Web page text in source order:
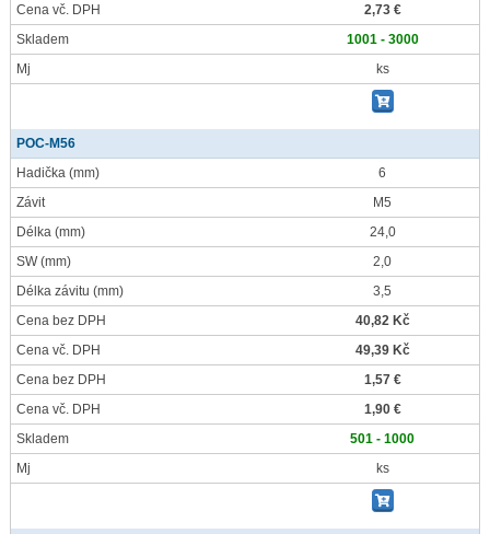
Cena vč. DPH
2,73 €
Skladem
1001 - 3000
Mj
ks
POC-M56
Hadička (mm)
6
Závit
M5
Délka (mm)
24,0
SW(mm)
2,0
Délka závitu (mm)
3,5
Cena bez DPH
40,82 Kč
Cena vč. DPH
49,39 Kč
Cena bez DPH
1,57 €
Cena vč. DPH
1,90 €
Skladem
501 - 1000
Mj
ks